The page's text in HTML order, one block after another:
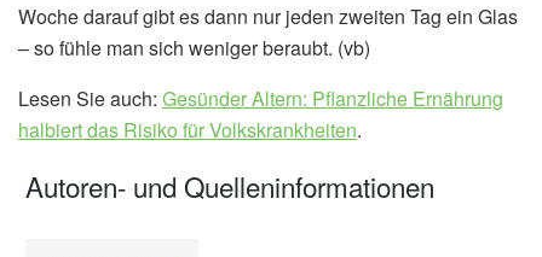
Woche darauf gibt es dann nur jeden zweiten Tag ein Glas
– so fühle man sich weniger beraubt. (vb)
Lesen Sie auch: Gesünder Altern: Pflanzliche Ernährung
halbiert das Risiko für Volkskrankheiten.
Autoren- und Quelleninformationen